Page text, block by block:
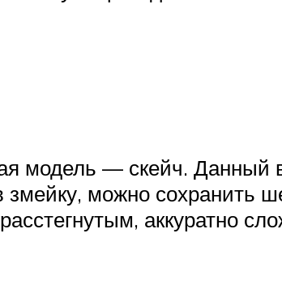
модель — скейч. Данный
можно сохранить
аккуратно